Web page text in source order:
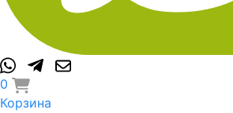
0
Корзина